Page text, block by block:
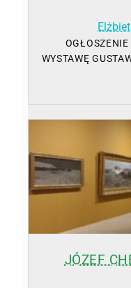
WYSTAWĘ
JÓZEF